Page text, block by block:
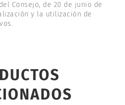
Consejo, de 20 de junio de
y la utilización de